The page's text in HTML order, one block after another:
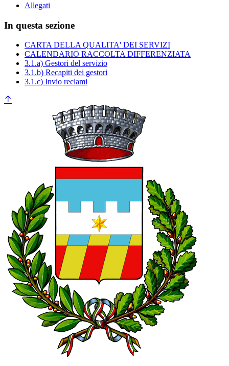
Allegati
In questa sezione
CARTA DELLA QUALITA' DEI SERVIZI
CALENDARIO RACCOLTA DIFFERENZIATA
3.1.a) Gestori del servizio
3.1.b) Recapiti dei gestori
3.1.c) Invio reclami